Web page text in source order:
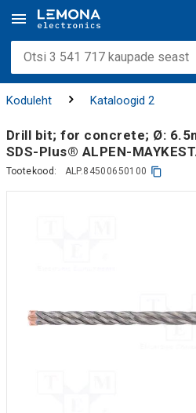
Koduleht Kataloogid 2
Drill bit; for concrete; Ø:
SDS-Plus® ALPEN-
Tootekood: ALP.84500650100